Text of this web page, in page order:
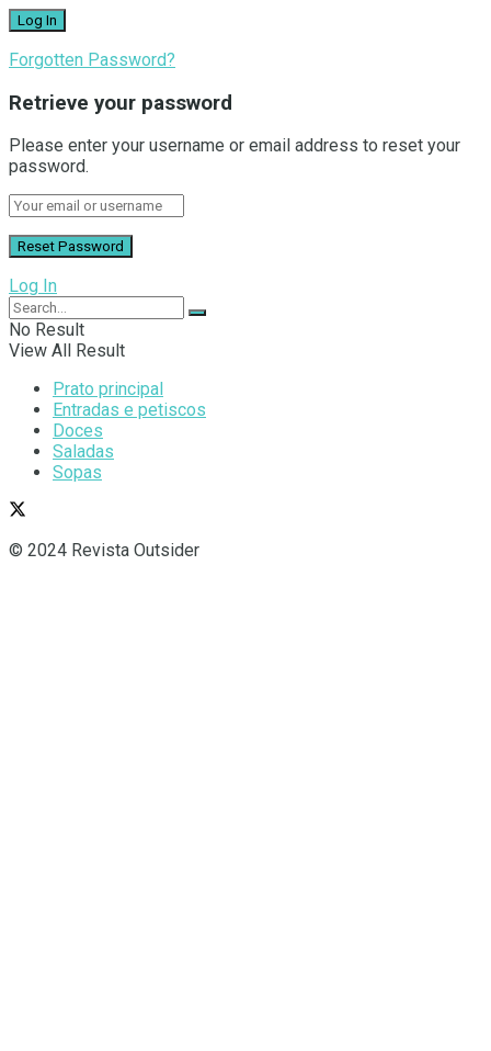
Forgotten Password?
Retrieve your password
Please enter your username or email address to reset your
password.
Log In
No Result
View All Result
Prato principal
Entradas e petiscos
Doces
Saladas
Sopas
© 2024 Revista Outsider